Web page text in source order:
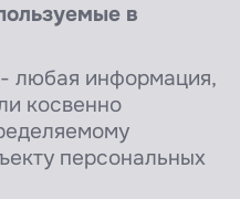
в
- любая информация,
косвенно
персональных